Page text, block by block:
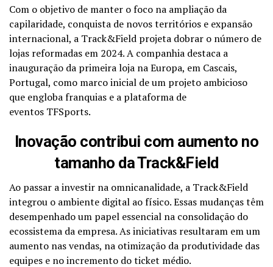
Com o objetivo de manter o foco na ampliação da
capilaridade, conquista de novos territórios e expansão
internacional, a Track&Field projeta dobrar o número de
lojas reformadas em 2024. A companhia destaca a
inauguração da primeira loja na Europa, em Cascais,
Portugal, como marco inicial de um projeto ambicioso
que engloba franquias e a plataforma de
eventos TFSports.
Inovação contribui com aumento no
tamanho da Track&Field
Ao passar a investir na omnicanalidade, a Track&Field
integrou o ambiente digital ao físico. Essas mudanças têm
desempenhado um papel essencial na consolidação do
ecossistema da empresa. As iniciativas resultaram em um
aumento nas vendas, na otimização da produtividade das
equipes e no incremento do ticket médio.